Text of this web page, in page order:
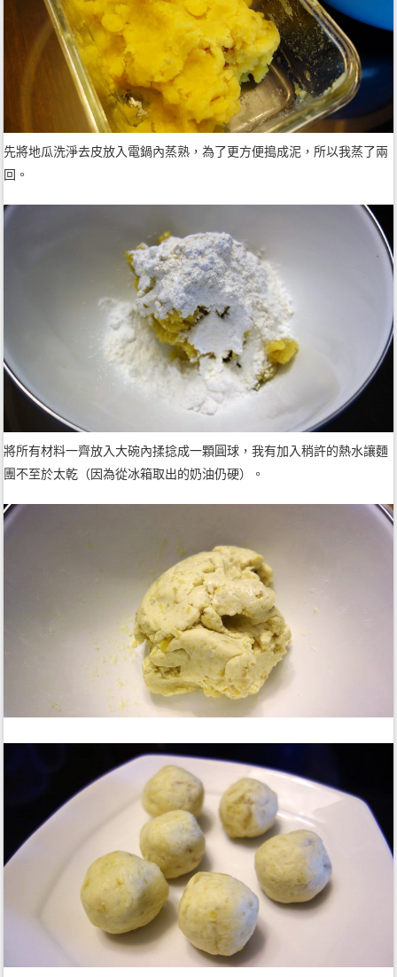
先將地瓜洗淨去皮放入電鍋內蒸熟，為了更方便搗成泥，所以我蒸了兩
回。
將所有材料一齊放入大碗內揉捻成一顆圓球，我有加入稍許的熱水讓麵
團不至於太乾（因為從冰箱取出的奶油仍硬）。